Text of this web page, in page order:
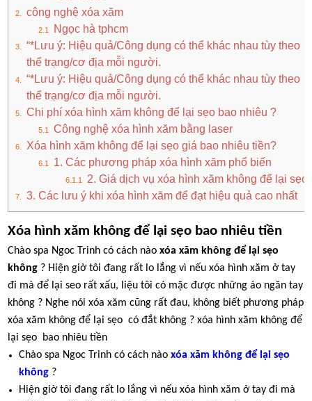
công nghệ xóa xăm
Ngọc hà tphcm
“*Lưu ý: Hiệu quả/Công dụng có thể khác nhau tùy theo
thể trạng/cơ địa mỗi người.
“*Lưu ý: Hiệu quả/Công dụng có thể khác nhau tùy theo
thể trạng/cơ địa mỗi người.
Chi phí xóa hình xăm không để lại sẹo bao nhiêu ?
Công nghệ xóa hình xăm bằng laser
Xóa hình xăm không để lại sẹo giá bao nhiêu tiền?
1. Các phương pháp xóa hình xăm phổ biến
2. Giá dịch vụ xóa hình xăm không để lại sẹo
3. Các lưu ý khi xóa hình xăm để đạt hiệu quả cao nhất
Xóa hình xăm không để lại sẹo bao nhiêu tiền
Chào spa Ngoc Trinh có cách nào xóa xăm không để lại sẹo
không ? Hiện giờ tôi đang rất lo lắng vì nếu xóa hình xăm ở tay
đi mà để lại seo rất xấu, liệu tôi có mặc được những áo ngăn tay
không ? Nghe nói xóa xăm cũng rất đau, không biết phương pháp
xóa xăm không để lại sẹo có đắt không ? xóa hình xăm không để
lại sẹo bao nhiêu tiền
Chào spa Ngoc Trinh có cách nàoxóa xăm không để lại sẹo
không ?
Hiện giờ tôi đang rất lo lắng vì nếu xóa hình xăm ở tay đi mà